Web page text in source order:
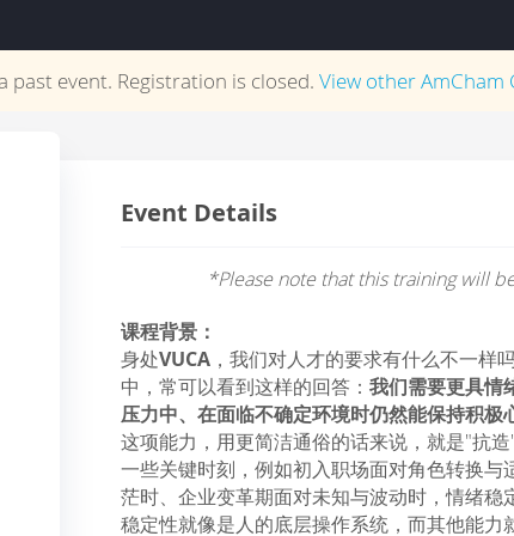
past event. Registration is closed.View otherAmCham
Event Details
*Please note that this training will
课程背景：
身处VUCA ，我们对人才的要求有什么不一样
中，常可以看到这样的回答：我们需要更具情
压力中、在面临不确定环境时仍然能保持积极
这项能力，用更简洁通俗的话来说，就是"抗
一些关键时刻，例如初入职场面对角色转换与
茫时、企业变革期面对未知与波动时，情绪稳
稳定性就像是人的底层操作系统，而其他能力